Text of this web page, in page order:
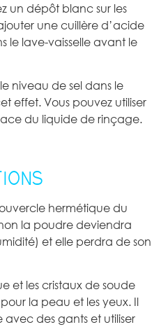
un dépôt blanc sur les
une cuillère d’acide
le lave-vaisselle avant le
niveau de sel dans le
effet. Vous pouvez utiliser
du liquide de rinçage.
hermétique du
la poudre deviendra
et elle perdra de son
et les cristaux de soude
la peau et les yeux. Il
des gants et utiliser